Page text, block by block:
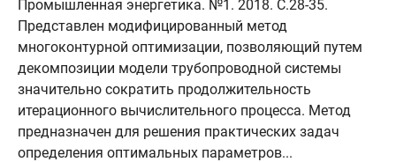
Промышленная энергетика. №1. 2018. C.28-35.
Представлен модифицированный метод
многоконтурной оптимизации, позволяющий путем
декомпозиции модели трубопроводной системы
значительно сократить продолжительность
итерационного вычислительного процесса. Метод
предназначен для решения практических задач
определения оптимальных параметров...